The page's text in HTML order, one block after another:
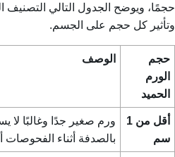
حجمًا، ويوضح الجدول التالي التصنيف
وتأثير كل حجم على الجسم.
حجم
الورم
الحميد
الوصف
أقل من 1
سم
ورم صغير جدًا وغالبًا لا
بالصدفة أثناء الفحوصات